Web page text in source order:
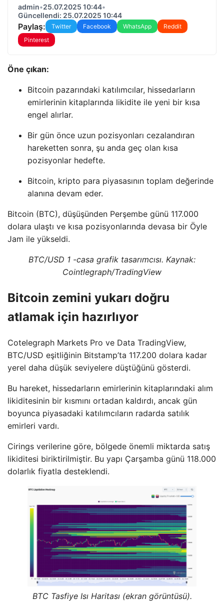
admin•25.07.2025 10:44•
Güncellendi: 25.07.2025 10:44
Paylaş: Twitter Facebook WhatsApp
Reddit
Pinterest
Öne çıkan:
Bitcoin pazarındaki katılımcılar, hissedarların
emirlerinin kitaplarında likidite ile yeni bir kısa
engel alırlar.
Bir gün önce uzun pozisyonları cezalandıran
hareketten sonra, şu anda geç olan kısa
pozisyonlar hedefte.
Bitcoin, kripto para piyasasının toplam değerinde
alanına devam eder.
Bitcoin (BTC), düşüşünden Perşembe günü 117.000
dolara ulaştı ve kısa pozisyonlarında devasa bir Öyle
Jam ile yükseldi.
BTC/USD 1 -casa grafik tasarımcısı. Kaynak:
Cointlegraph/TradingView
Bitcoin zemini yukarı doğru
atlamak için hazırlıyor
Cotelegraph Markets Pro ve Data TradingView,
BTC/USD eşitliğinin Bitstamp’ta 117.200 dolara kadar
yerel daha düşük seviyelere düştüğünü gösterdi.
Bu hareket, hissedarların emirlerinin kitaplarındaki alım
likiditesinin bir kısmını ortadan kaldırdı, ancak gün
boyunca piyasadaki katılımcıların radarda satılık
emirleri vardı.
Cirings verilerine göre, bölgede önemli miktarda satış
likiditesi biriktirilmiştir. Bu yapı Çarşamba günü 118.000
dolarlık fiyatla desteklendi.
BTC Tasfiye Isı Haritası (ekran görüntüsü).